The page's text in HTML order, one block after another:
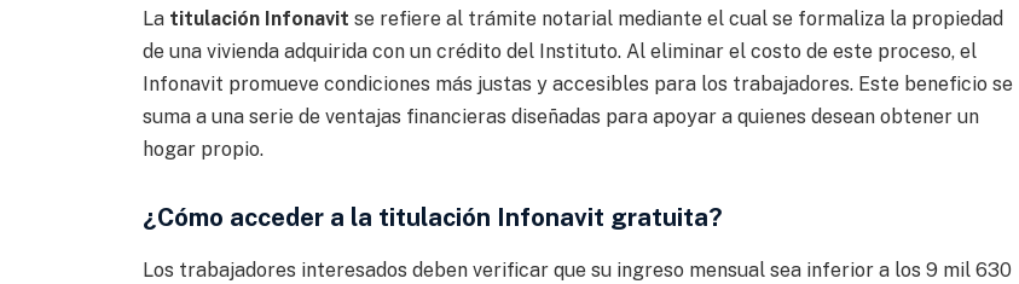
La titulación Infonavit se refiere al trámite notarial mediante el cual se formaliza la propiedad
de una vivienda adquirida con un crédito del Instituto. Al eliminar el costo de este proceso, el
Infonavit promueve condiciones más justas y accesibles para los trabajadores. Este beneficio se
suma a una serie de ventajas financieras diseñadas para apoyar a quienes desean obtener un
hogar propio.
¿Cómo acceder a la titulación Infonavit gratuita?
Los trabajadores interesados deben verificar que su ingreso mensual sea inferior a los 9 mil 630